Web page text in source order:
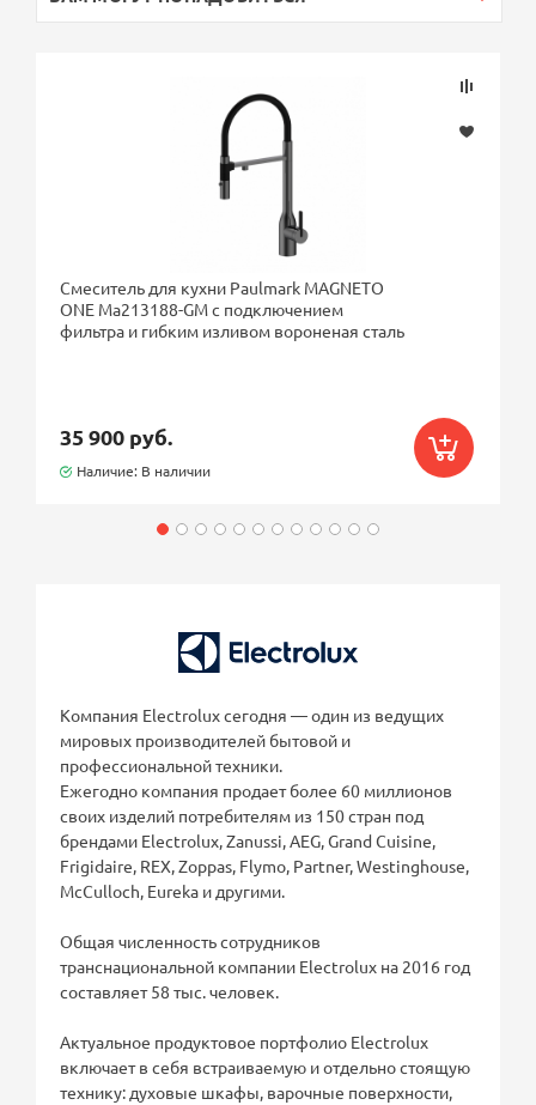
Смеситель для кухни Paulmark MAGNETO
ONE Ma213188-GM с подключением
фильтра и гибким изливом вороненая сталь
35 900 руб.
Наличие: В наличии
Компания Electrolux сегодня — один из ведущих
мировых производителей бытовой и
профессиональной техники.
Ежегодно компания продает более 60 миллионов
своих изделий потребителям из 150 стран под
брендами Electrolux, Zanussi, AEG, Grand Cuisine,
Frigidaire, REX, Zoppas, Flymo, Partner, Westinghouse,
McCulloch, Eureka и другими.
Общая численность сотрудников
транснациональной компании Electrolux на 2016 год
составляет 58 тыс. человек.
Актуальное продуктовое портфолио Electrolux
включает в себя встраиваемую и отдельно стоящую
технику: духовые шкафы, варочные поверхности,